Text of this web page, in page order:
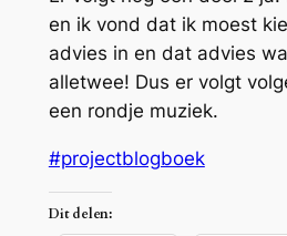
en ik vond dat ik moest
advies in en dat advies
alletwee! Dus er volgt
een rondje muziek.
#projectblogboek
Dit delen: